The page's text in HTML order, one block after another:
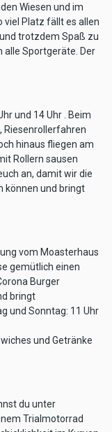
Wiesen und im
viel Platz fällt es allen
trotzdem Spaß zu
alle Sportgeräte. Der
und 14 Uhr . Beim
Riesenrollerfahren
hinaus fliegen am
Rollern sausen
an, damit wir die
können und bringt
vom Moasterhaus
gemütlich einen
Burger
bringt
und Sonntag: 11 Uhr
und Getränke
du unter
Trialmotorrad